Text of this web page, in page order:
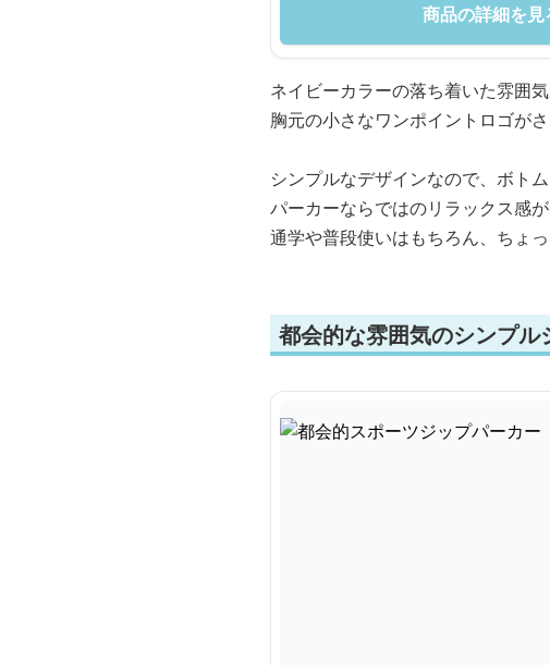
商品の詳細を見
ネイビーカラーの落ち着いた雰囲
胸元の小さなワンポイントロゴが
シンプルなデザインなので、ボト
パーカーならではのリラックス感
通学や普段使いはもちろん、ちょ
都会的な雰囲気のシンプル